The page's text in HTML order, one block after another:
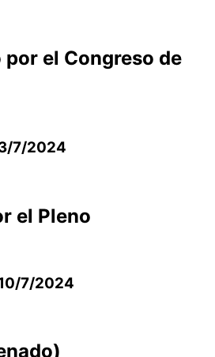
el Congreso de
7/2024
el Pleno
7/2024